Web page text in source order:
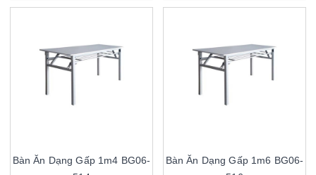
Bàn Ăn Dạng Gấp 1m4 BG06-
Bàn Ăn Dạng Gấp 1m6 BG06-